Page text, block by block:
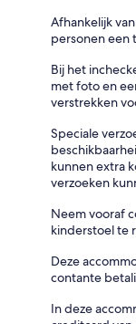
Afhankelijk
personen een
Bij het
met foto en
verstrekken
Speciale
kunnen extra
verzoeken
Neem vooraf
kinderstoel te
Deze
contante
In deze